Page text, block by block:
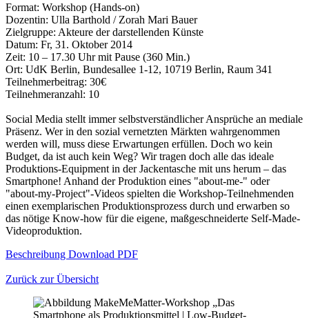
Format: Workshop (Hands-on)
Dozentin: Ulla Barthold / Zorah Mari Bauer
Zielgruppe: Akteure der darstellenden Künste
Datum: Fr, 31. Oktober 2014
Zeit: 10 – 17.30 Uhr mit Pause (360 Min.)
Ort: UdK Berlin, Bundesallee 1-12, 10719 Berlin, Raum 341
Teilnehmerbeitrag: 30€
Teilnehmeranzahl: 10
Social Media stellt immer selbstverständlicher Ansprüche an mediale
Präsenz. Wer in den sozial vernetzten Märkten wahrgenommen
werden will, muss diese Erwartungen erfüllen. Doch wo kein
Budget, da ist auch kein Weg? Wir tragen doch alle das ideale
Produktions-Equipment in der Jackentasche mit uns herum – das
Smartphone! Anhand der Produktion eines "about-me-" oder
"about-my-Project"-Videos spielten die Workshop-Teilnehmenden
einen exemplarischen Produktionsprozess durch und erwarben so
das nötige Know-how für die eigene, maßgeschneiderte Self-Made-
Videoproduktion.
Beschreibung Download PDF
Zurück zur Übersicht